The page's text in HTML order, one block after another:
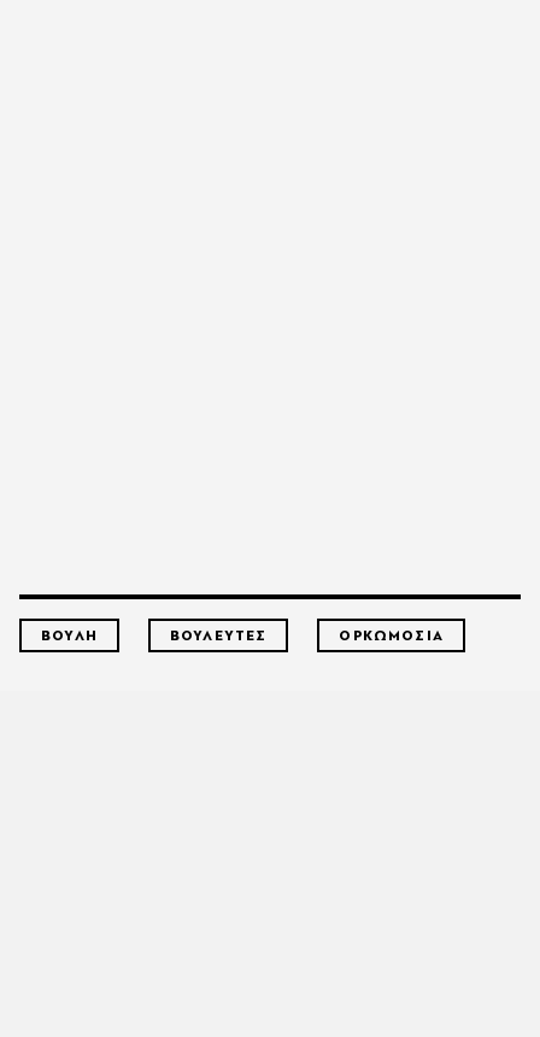
ΒΟΥΛΗ ΒΟΥΛΕΥΤΕΣ ΟΡΚΩΜΟΣΙΑ